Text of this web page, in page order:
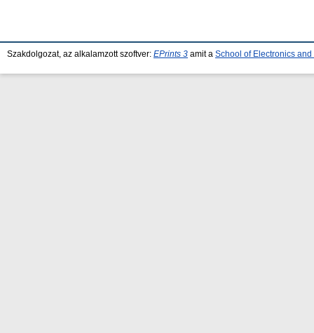
Szakdolgozat, az alkalamzott szoftver: EPrints 3 amit a School of Electronics